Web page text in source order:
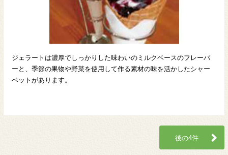
ジェラートは濃厚でしっかりした味わいのミルクベースのフレーバ
ーと、季節の果物や野菜を使用して作る素材の味を活かしたシャー
ベットがあります。
後の4件